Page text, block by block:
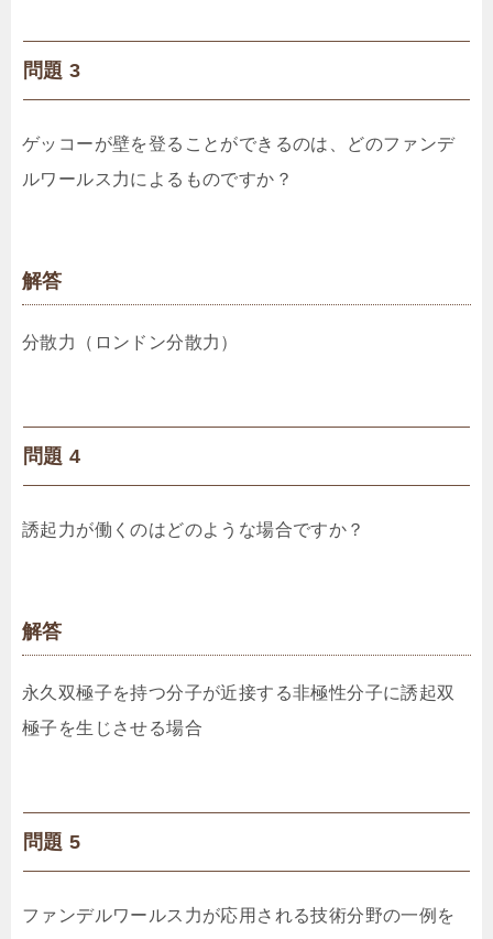
問題 3
ゲッコーが壁を登ることができるのは、どのファンデ
ルワールス力によるものですか？
解答
分散力（ロンドン分散力）
問題 4
誘起力が働くのはどのような場合ですか？
解答
永久双極子を持つ分子が近接する非極性分子に誘起双
極子を生じさせる場合
問題 5
ファンデルワールス力が応用される技術分野の一例を